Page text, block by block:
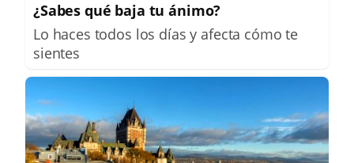
¿Sabes qué baja tu ánimo?
Lo haces todos los días y afecta cómo te
sientes